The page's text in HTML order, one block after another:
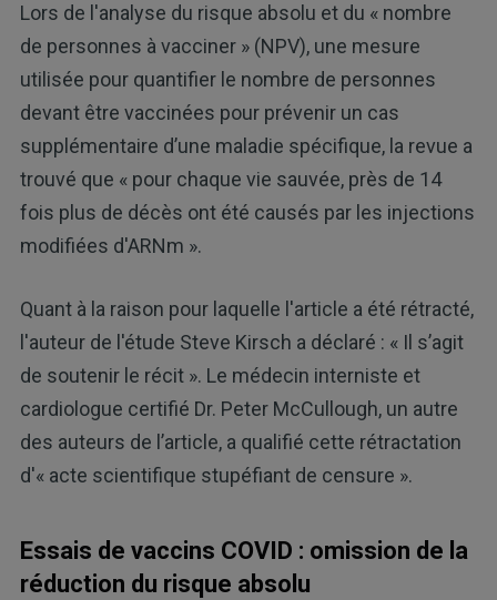
Lors de l'analyse du risque absolu et du « nombre
de personnes à vacciner » (NPV), une mesure
utilisée pour quantifier le nombre de personnes
devant être vaccinées pour prévenir un cas
supplémentaire d’une maladie spécifique, la revue a
trouvé que « pour chaque vie sauvée, près de 14
fois plus de décès ont été causés par les injections
modifiées d'ARNm ».
Quant à la raison pour laquelle l'article a été rétracté,
l'auteur de l'étude Steve Kirsch a déclaré : « Il s’agit
de soutenir le récit ». Le médecin interniste et
cardiologue certifié Dr. Peter McCullough, un autre
des auteurs de l’article, a qualifié cette rétractation
d'« acte scientifique stupéfiant de censure ».
Essais de vaccins COVID : omission de la
réduction du risque absolu